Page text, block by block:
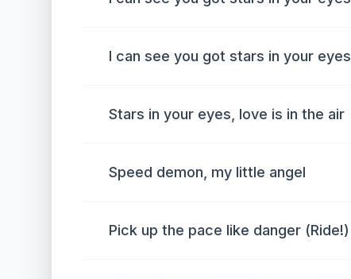
I can see you got stars in your eyes
Stars in your eyes, love is in the air
Speed demon, my little angel
Pick up the pace like danger (Ride!)